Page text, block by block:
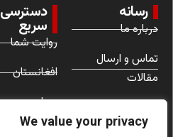
We value your privacy
رسانه
درباره ما
تماس و ارسال
مقالات
دسترسی
سریع
روایت شما
افغانستان
جهان